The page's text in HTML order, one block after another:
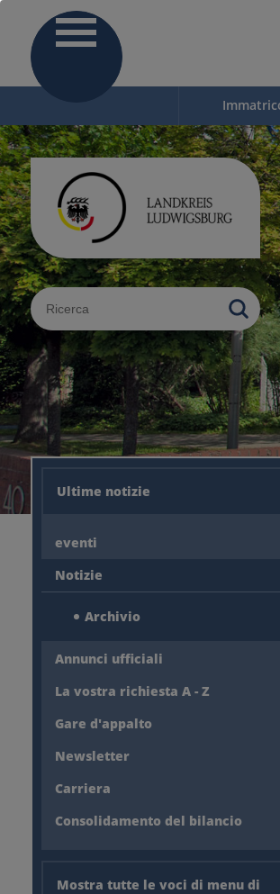
Sucheingabe
Ultime notizie
eventi
Notizie
Archivio
Annunci ufficiali
La vostra richiesta A - Z
Gare d'appalto
Newsletter
Carriera
Consolidamento del bilancio
Mostra tutte le voci di menu di